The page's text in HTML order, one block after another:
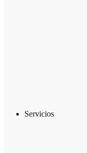
Servicios